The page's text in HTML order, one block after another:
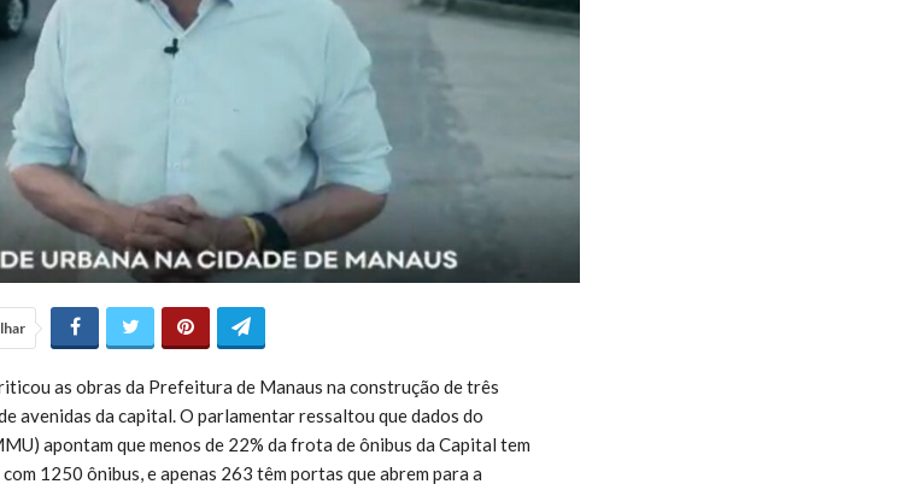
as obras da Prefeitura de Manaus na construção de três
avenidas da capital. O parlamentar ressaltou que dados do
apontam que menos de 22% da frota de ônibus da Capital tem
1250 ônibus, e apenas 263 têm portas que abrem para a